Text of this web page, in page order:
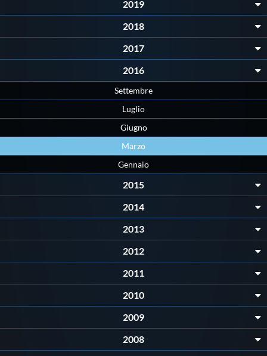
Protezione Civile
Qualità
Sostenibilità
Archivio News
2019
2018
2017
2016
Settembre
Luglio
Giugno
Marzo
Gennaio
2015
2014
2013
2012
2011
2010
2009
2008